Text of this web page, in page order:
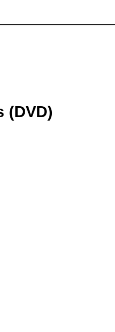
(DVD)